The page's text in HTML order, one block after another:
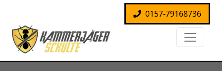
0157-79168736